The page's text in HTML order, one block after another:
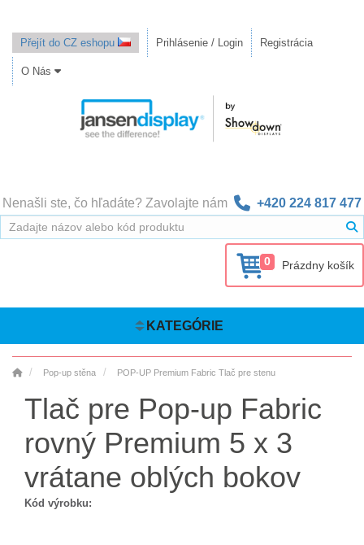
Přejít do CZ eshopu Prihlásenie / Login Registrácia
O Nás
Nenašli ste, čo hľadáte? Zavolajte nám +420 224 817 477
0 Prázdny košík
KATEGÓRIE
Pop-up stěna POP-UP Premium Fabric Tlač pre stenu
Tlač pre Pop-up Fabric
rovný Premium 5 x 3
vrátane oblých bokov
Kód výrobku: